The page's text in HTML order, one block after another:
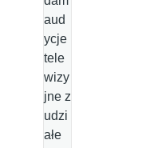
aud
ycje
tele
wizy
jne z
udzi
ałe